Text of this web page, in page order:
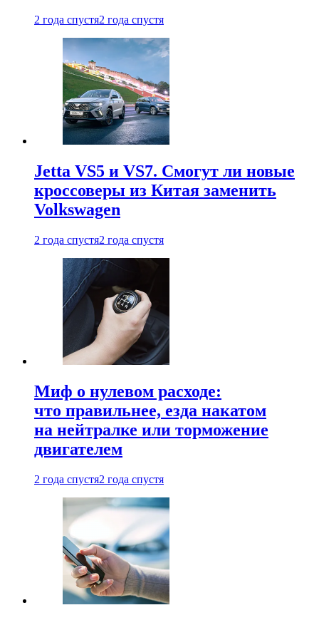
2 года спустя2 года спустя
Jetta VS5 и VS7. Смогут ли новые
кроссоверы из Китая заменить
Volkswagen
2 года спустя2 года спустя
Миф о нулевом расходе:
что правильнее, езда накатом
на нейтралке или торможение
двигателем
2 года спустя2 года спустя